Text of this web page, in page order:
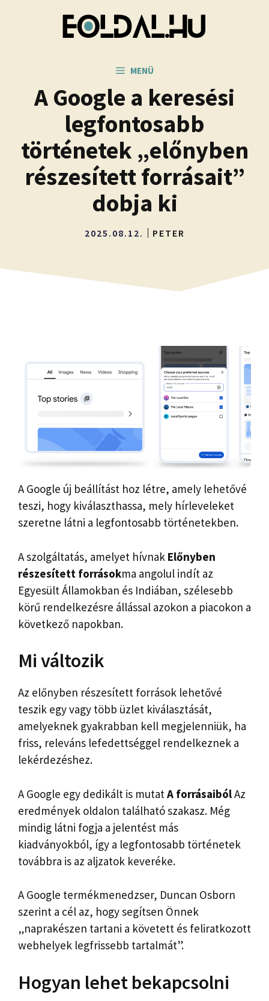
MENÜ
A Google a keresési
legfontosabb
történetek „előnyben
részesített forrásait”
dobja ki
2025.08.12. PETER
A Google új beállítást hoz létre, amely lehetővé
teszi, hogy kiválaszthassa, mely hírleveleket
szeretne látni a legfontosabb történetekben.
A szolgáltatás, amelyet hívnak Előnyben
részesített forrásokma angolul indít az
Egyesült Államokban és Indiában, szélesebb
körű rendelkezésre állással azokon a piacokon a
következő napokban.
Mi változik
Az előnyben részesített források lehetővé
teszik egy vagy több üzlet kiválasztását,
amelyeknek gyakrabban kell megjelenniük, ha
friss, releváns lefedettséggel rendelkeznek a
lekérdezéshez.
A Google egy dedikált is mutatA forrásaibólAz
eredmények oldalon található szakasz. Még
mindig látni fogja a jelentést más
kiadványokból, így a legfontosabb történetek
továbbra is az aljzatok keveréke.
A Google termékmenedzser, Duncan Osborn
szerint a cél az, hogy segítsen Önnek
„naprakészen tartani a követett és feliratkozott
webhelyek legfrissebb tartalmát”.
Hogyan lehet bekapcsolni